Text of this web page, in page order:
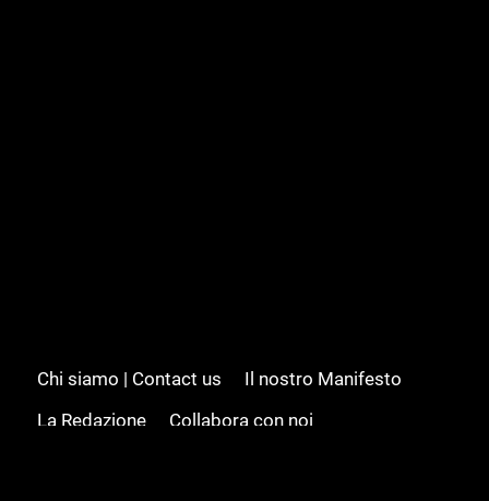
Chi siamo | Contact us
Il nostro Manifesto
La Redazione
Collabora con noi